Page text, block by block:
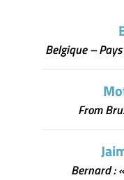
Belgique –
From
Bernard :